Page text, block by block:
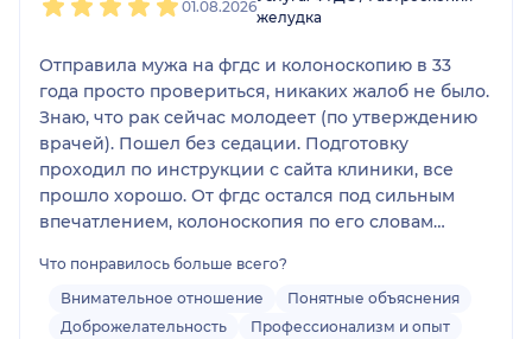
01.08.2026
желудка
Отправила мужа на фгдс и колоноскопию в 33
года просто провериться, никаких жалоб не было.
Знаю, что рак сейчас молодеет (по утверждению
врачей). Пошел без седации. Подготовку
проходил по инструкции с сайта клиники, все
прошло хорошо. От фгдс остался под сильным
впечатлением, колоноскопия по его словам
собой сменную футболку, его была мокрая после
фгдс. Врач был доброжелателен, поддерживал и
хвалил в процессе. Во время колоноскопии
Что понравилось больше всего?
Внимательное отношение
Понятные объяснения
Доброжелательность
Профессионализм и опыт